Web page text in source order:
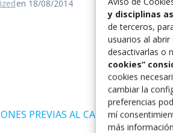
y disciplinas
de terceros,
usuarios al
desactivarlas o
cookies”
cookies
cambiar la
preferencias
mí
más
en 18/08/2014
PREVIAS AL CAMPEONATO